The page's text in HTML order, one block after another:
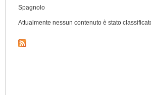
Spagnolo
Attualmente nessun contenuto è stato